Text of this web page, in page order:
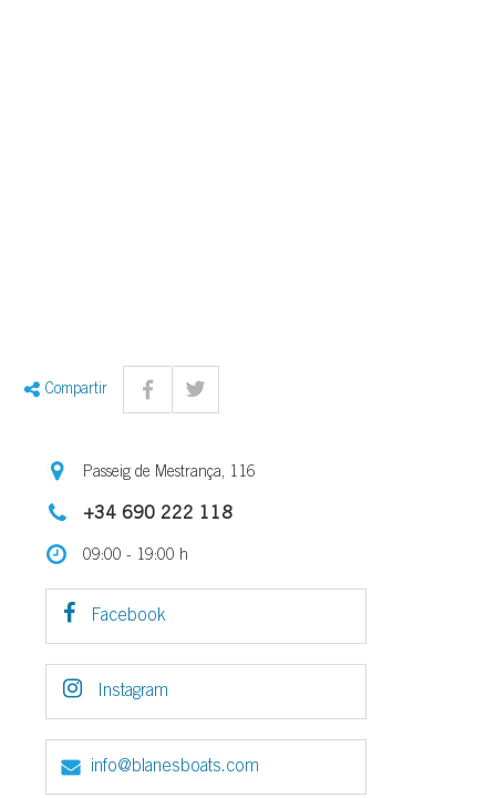
Compartir
Passeig de Mestrança, 116
+34 690 222 118
09:00 - 19:00 h
Facebook
Instagram
info@blanesboats.com